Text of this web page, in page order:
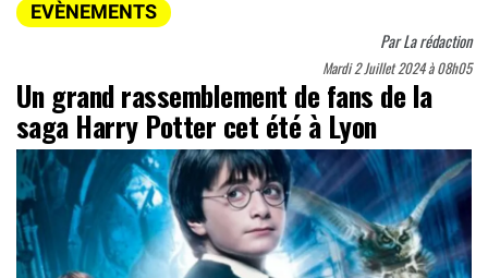
EVÈNEMENTS
ParLa rédaction
Mardi 2 Juillet 2024 à 08h05
Un grand rassemblement de fans de la
saga Harry Potter cet été à Lyon